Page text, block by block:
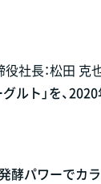
社長：松田 克也
ルト」を、
酵パワーでカ